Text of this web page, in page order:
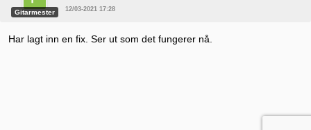
Gitarmester 12/03-2021 17:28
Har lagt inn en fix. Ser ut som det fungerer nå.